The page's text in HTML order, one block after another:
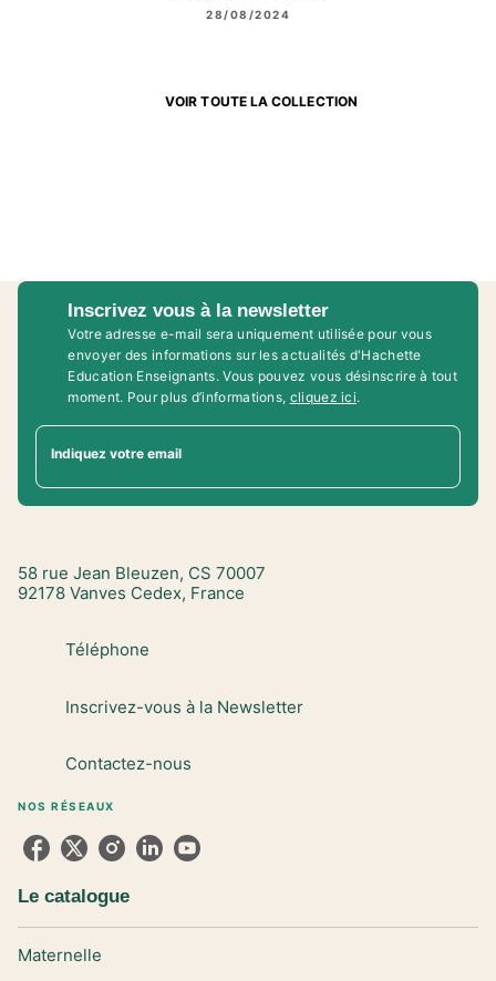
28/08/2024
VOIR TOUTE LA COLLECTION
Inscrivez vous à la newsletter
Votre adresse e-mail sera uniquement utilisée pour vous
envoyer des informations sur les actualités d'Hachette
Education Enseignants. Vous pouvez vous désinscrire à tout
moment. Pour plus d’informations, cliquez ici.
Indiquez votre email
58 rue Jean Bleuzen, CS 70007
92178 Vanves Cedex, France
Téléphone
Inscrivez-vous à la Newsletter
Contactez-nous
NOS RÉSEAUX
Le catalogue
Maternelle